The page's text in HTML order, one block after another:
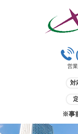
営
対
※事